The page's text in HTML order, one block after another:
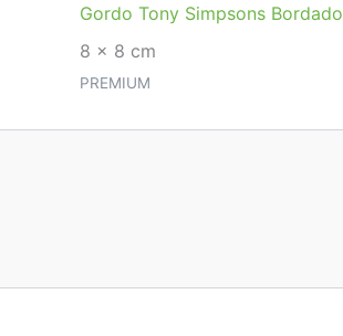
Gordo Tony Simpsons Bordado
8 x 8 cm
PREMIUM